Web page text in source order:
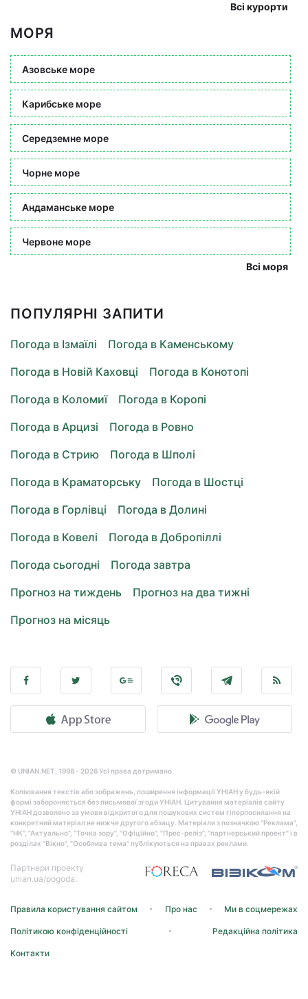
Всі курорти
МОРЯ
Азовське море
Карибське море
Середземне море
Чорне море
Андаманське море
Червоне море
Всі моря
ПОПУЛЯРНІ ЗАПИТИ
Погода в Ізмаїлі
Погода в Каменському
Погода в Новій Каховці
Погода в Конотопі
Погода в Коломиї
Погода в Коропі
Погода в Арцизі
Погода в Ровно
Погода в Стрию
Погода в Шполі
Погода в Краматорську
Погода в Шостці
Погода в Горлівці
Погода в Долині
Погода в Ковелі
Погода в Добропіллі
Погода сьогодні
Погода завтра
Прогноз на тиждень
Прогноз на два тижні
Прогноз на місяць
© UNIAN.NET, 1998 - 2026 Усі права дотримано.
Копіювання текстів або зображень, поширення інформації УНІАН у будь-якій
формі забороняється без письмової згоди УНІАН. Цитування матеріалів сайту
УНІАН дозволено за умови відкритого для пошукових систем гіперпосилання на
конкретний матеріал не нижче другого абзацу. Матеріали з позначкою "Реклама",
"НК", "Актуально", "Точка зору", "Офіційно", "Прес-реліз", "партнерський проект" і в
розділах "Вікно", "Особлива тема" публікуються на правах реклами.
Партнери проекту
unian.ua/pogoda:
Правила користування сайтом Про нас Ми в соцмережах
Політикою конфіденційності Редакційна політика
Контакти